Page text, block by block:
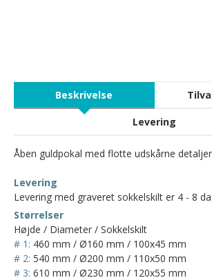
Beskrivelse
Levering
Åben guldpokal med flotte udskårne
Levering
Levering med graveret sokkelskilt er 4 - 8
Størrelser
Højde / Diameter / Sokkelskilt
# 1: 460 mm / Ø160 mm / 100x45 mm
# 2: 540 mm / Ø200 mm / 110x50 mm
# 3: 610 mm / Ø230 mm / 120x55 mm